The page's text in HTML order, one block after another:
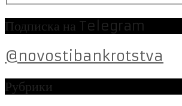
Подписка на Telegram
@novostibankrotstva
Рубрики